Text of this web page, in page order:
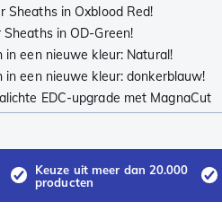
Sheaths in Oxblood Red!
in OD-Green!
een nieuwe kleur: Natural!
een nieuwe kleur: donkerblauw!
EDC-upgrade met MagnaCut
Keuze uit meer dan 20.000
producten